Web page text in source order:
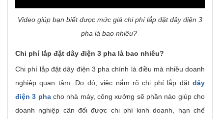
Video giúp bạn biết được mức giá chi phí lắp đặt dây điện 3
pha là bao nhiêu?
Chi phí lắp đặt dây điện 3 pha là bao nhiêu?
Chi phí lắp đặt dây điện 3 pha chính là điều mà nhiều doanh
nghiệp quan tâm. Do đó, việc nắm rõ chi phí lắp đặt dây
điện 3 phacho nhà máy, công xưởng sẽ phần nào giúp cho
doanh nghiệp cân đối được chi phí kinh doanh, hạn chế